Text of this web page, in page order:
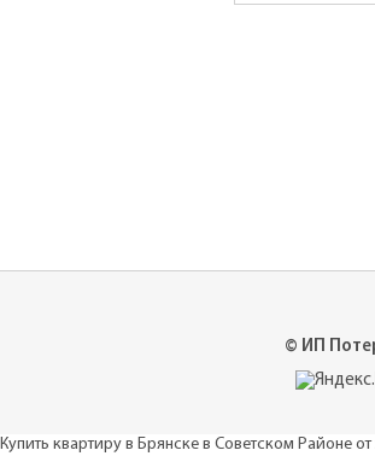
© ИП
Купить квартиру в Брянске в Советском Районе